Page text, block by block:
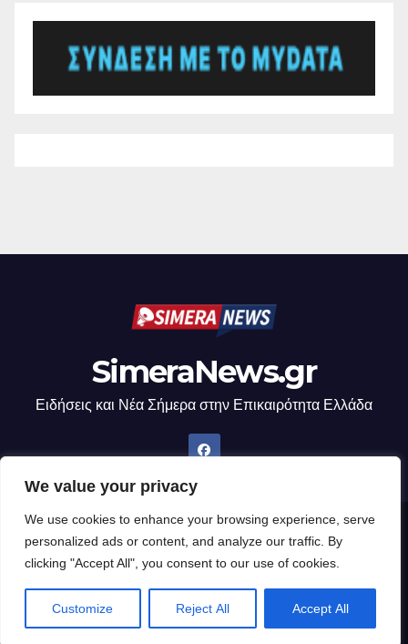
We value your privacy
We use cookies to enhance your browsing experience, serve
personalized ads or content, and analyze our traffic. By
clicking "Accept All", you consent to our use of cookies.
Customize Reject All Accept All
SimeraNews.gr
Ειδήσεις και Νέα Σήμερα στην Επικαιρότητα Ελλάδα
Δημιουργήθηκε από το digital2000 με την Υποστήριξη του WordPress
Θέμα: Newsup απόThemeansar.
Home